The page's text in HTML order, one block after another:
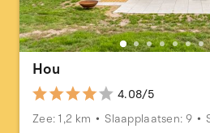
Hou
4.08/5
Zee: 1,2 km
Slaapplaatsen: 9